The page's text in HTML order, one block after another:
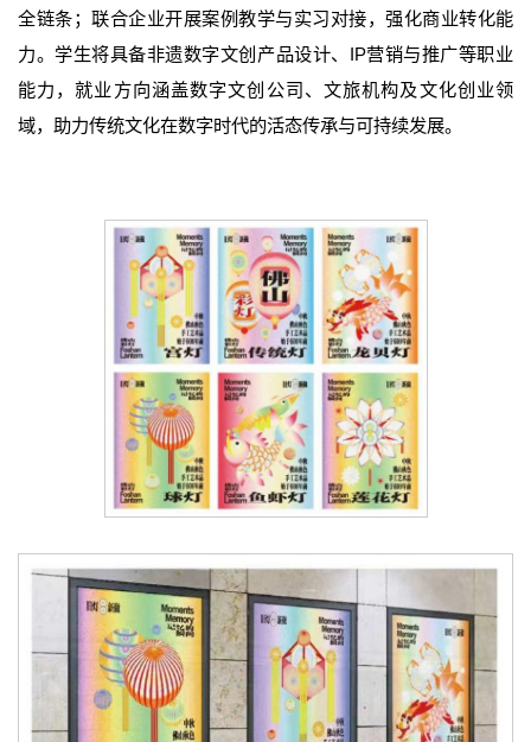
全链条；联合企业开展案例教学与实习对接，强化商业转化能
力。学生将具备非遗数字文创产品设计、IP营销与推广等职业
能力，就业方向涵盖数字文创公司、文旅机构及文化创业领
域，助力传统文化在数字时代的活态传承与可持续发展。